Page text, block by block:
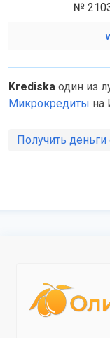
№
Krediska один из
Микрокредиты на
Получить